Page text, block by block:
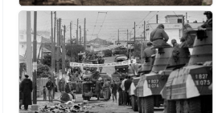
почти все
1
Azatoth
30 июля 2026, 17:17
Веселые картинки
12
SuperVal 29 июля 2026, 23:44
Плоская земля
1
SuperVal 29 июля 2026, 23:39